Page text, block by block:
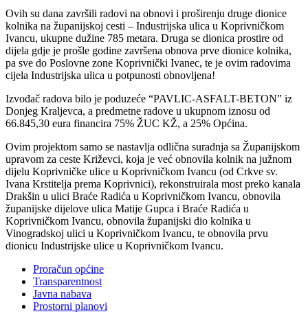
Ovih su dana završili radovi na obnovi i proširenju druge dionice
kolnika na županijskoj cesti – Industrijska ulica u Koprivničkom
Ivancu, ukupne dužine 785 metara. Druga se dionica prostire od
dijela gdje je prošle godine završena obnova prve dionice kolnika,
pa sve do Poslovne zone Koprivnički Ivanec, te je ovim radovima
cijela Industrijska ulica u potpunosti obnovljena!
Izvođač radova bilo je poduzeće “PAVLIC-ASFALT-BETON” iz
Donjeg Kraljevca, a predmetne radove u ukupnom iznosu od
66.845,30 eura financira 75% ŽUC KŽ, a 25% Općina.
Ovim projektom samo se nastavlja odlična suradnja sa Županijskom
upravom za ceste Križevci, koja je već obnovila kolnik na južnom
dijelu Koprivničke ulice u Koprivničkom Ivancu (od Crkve sv.
Ivana Krstitelja prema Koprivnici), rekonstruirala most preko kanala
Drakšin u ulici Braće Radića u Koprivničkom Ivancu, obnovila
županijske dijelove ulica Matije Gupca i Braće Radića u
Koprivničkom Ivancu, obnovila županijski dio kolnika u
Vinogradskoj ulici u Koprivničkom Ivancu, te obnovila prvu
dionicu Industrijske ulice u Koprivničkom Ivancu.
Proračun općine
Transparentnost
Javna nabava
Prostorni planovi